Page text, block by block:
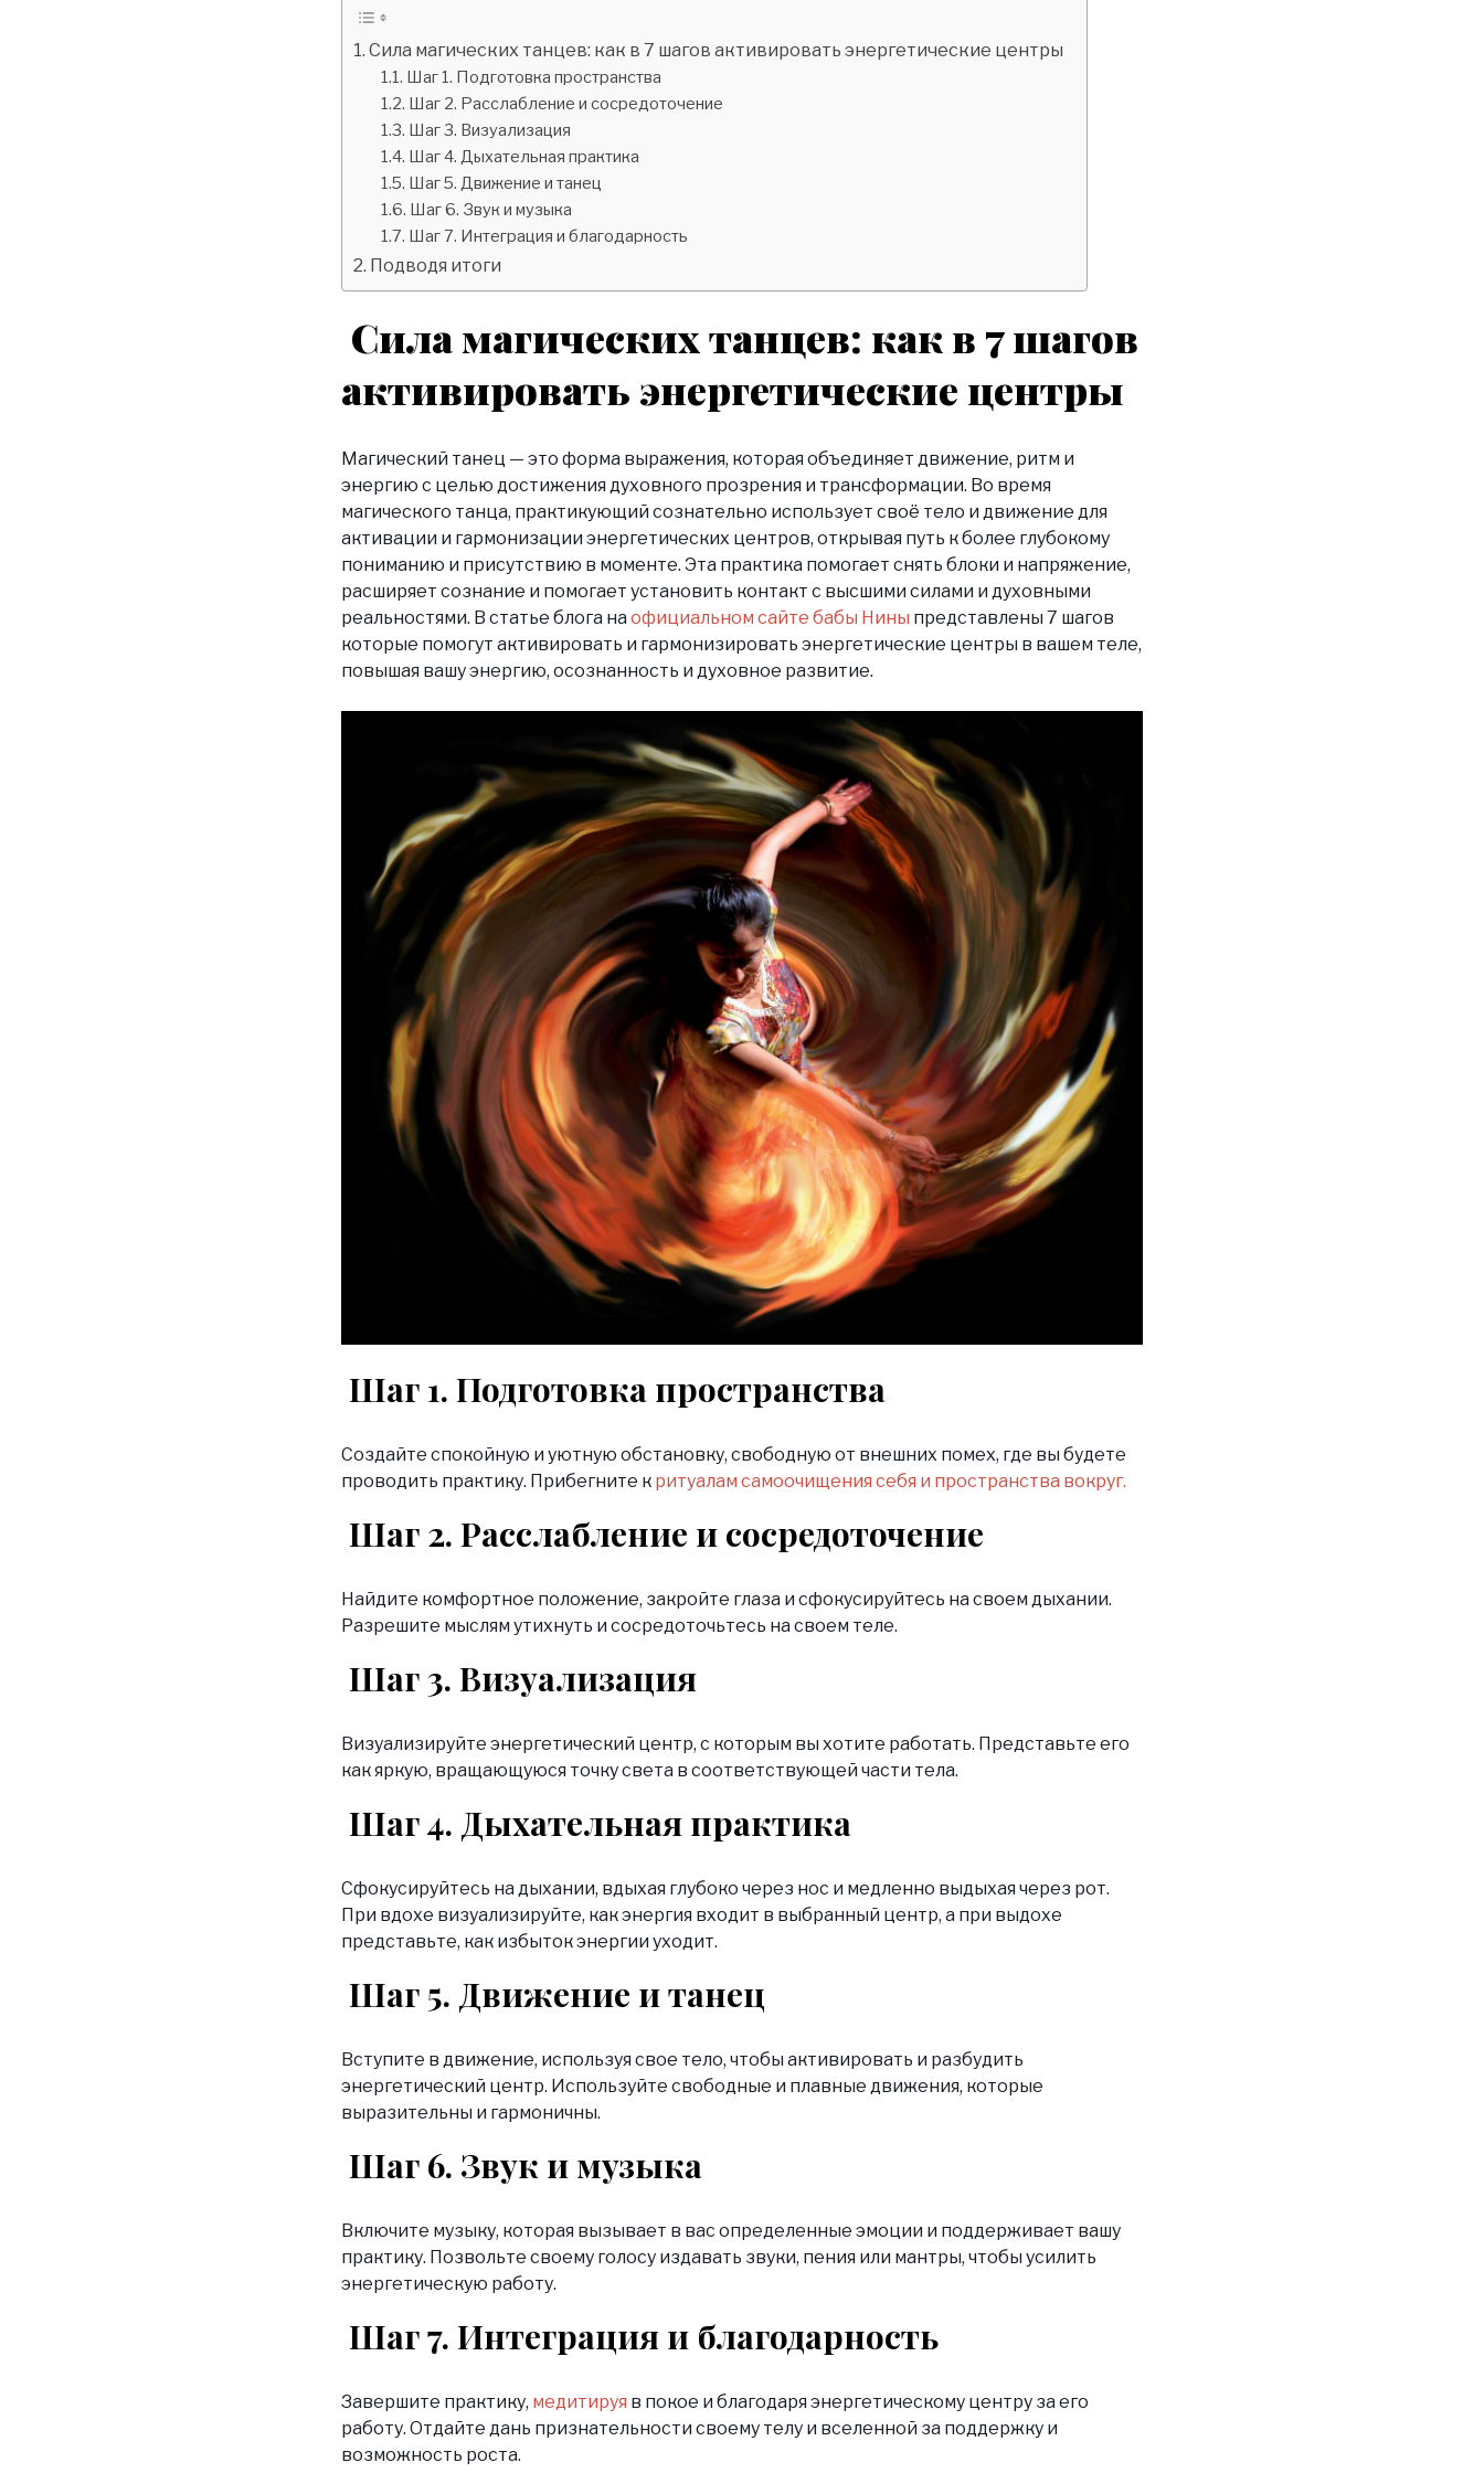
Сила магических танцев: как в 7 шагов активировать энергетические центры
Шаг 1. Подготовка пространства
Шаг 2. Расслабление и сосредоточение
Шаг 3. Визуализация
Шаг 4. Дыхательная практика
Шаг 5. Движение и танец
Шаг 6. Звук и музыка
Шаг 7. Интеграция и благодарность
Подводя итоги
Сила магических танцев: как в 7 шагов
активировать энергетические центры
Магический танец — это форма выражения, которая объединяет движение, ритм и
энергию с целью достижения духовного прозрения и трансформации. Во время
магического танца, практикующий сознательно использует своё тело и движение для
активации и гармонизации энергетических центров, открывая путь к более глубокому
пониманию и присутствию в моменте. Эта практика помогает снять блоки и напряжение,
расширяет сознание и помогает установить контакт с высшими силами и духовными
реальностями. В статье блога на официальном сайте бабы Нины представлены 7 шагов
которые помогут активировать и гармонизировать энергетические центры в вашем теле,
повышая вашу энергию, осознанность и духовное развитие.
Шаг 1. Подготовка пространства
Создайте спокойную и уютную обстановку, свободную от внешних помех, где вы будете
проводить практику. Прибегните к ритуалам самоочищения себя и пространства вокруг.
Шаг 2. Расслабление и сосредоточение
Найдите комфортное положение, закройте глаза и сфокусируйтесь на своем дыхании.
Разрешите мыслям утихнуть и сосредоточьтесь на своем теле.
Шаг 3. Визуализация
Визуализируйте энергетический центр, с которым вы хотите работать. Представьте его
как яркую, вращающуюся точку света в соответствующей части тела.
Шаг 4. Дыхательная практика
Сфокусируйтесь на дыхании, вдыхая глубоко через нос и медленно выдыхая через рот.
При вдохе визуализируйте, как энергия входит в выбранный центр, а при выдохе
представьте, как избыток энергии уходит.
Шаг 5. Движение и танец
Вступите в движение, используя свое тело, чтобы активировать и разбудить
энергетический центр. Используйте свободные и плавные движения, которые
выразительны и гармоничны.
Шаг 6. Звук и музыка
Включите музыку, которая вызывает в вас определенные эмоции и поддерживает вашу
практику. Позвольте своему голосу издавать звуки, пения или мантры, чтобы усилить
энергетическую работу.
Шаг 7. Интеграция и благодарность
Завершите практику, медитируя в покое и благодаря энергетическому центру за его
работу. Отдайте дань признательности своему телу и вселенной за поддержку и
возможность роста.